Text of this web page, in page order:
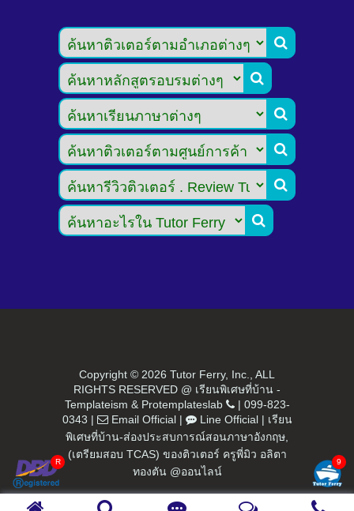






Copyright © 2026 Tutor Ferry, Inc., ALL
RIGHTS RESERVED @ เรียนพิเศษที่บ้าน -
Templateism & Protemplateslab | 099-823-
0343 | Email Official| Line Official| เรียน
พิเศษที่บ้าน-ส่องประสบการณ์สอนภาษาอังกฤษ,
(เตรียมสอบ TCAS) ของติวเตอร์ ครูพี่มิว อลิตา
ทองตัน @ออนไลน์